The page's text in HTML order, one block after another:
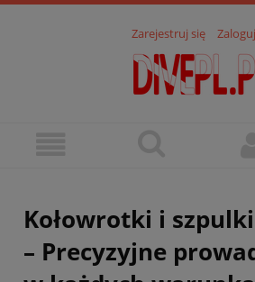
Zarejestruj się
Kołowrotki i
– Precyzyjne